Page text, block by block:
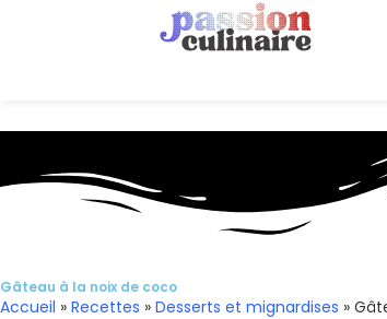
Gâteau à la noix de coco
Accueil » Recettes » Desserts et mignardises »